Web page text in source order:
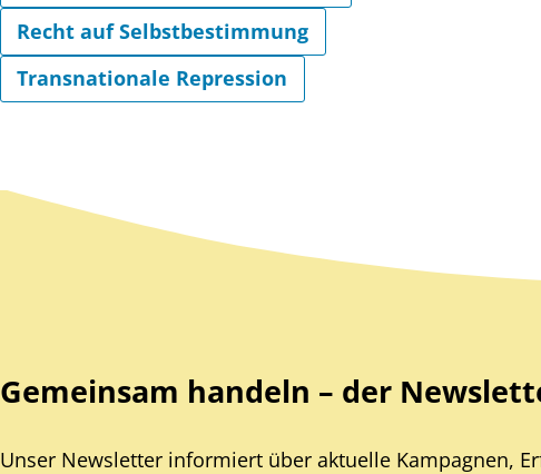
Recht auf Selbstbestimmung
Transnationale Repression
Zurück zum Hauptinhalt
Zurück zur Navigation
Gemeinsam handeln – der
Unser Newsletter informiert über aktuelle Kampagnen,